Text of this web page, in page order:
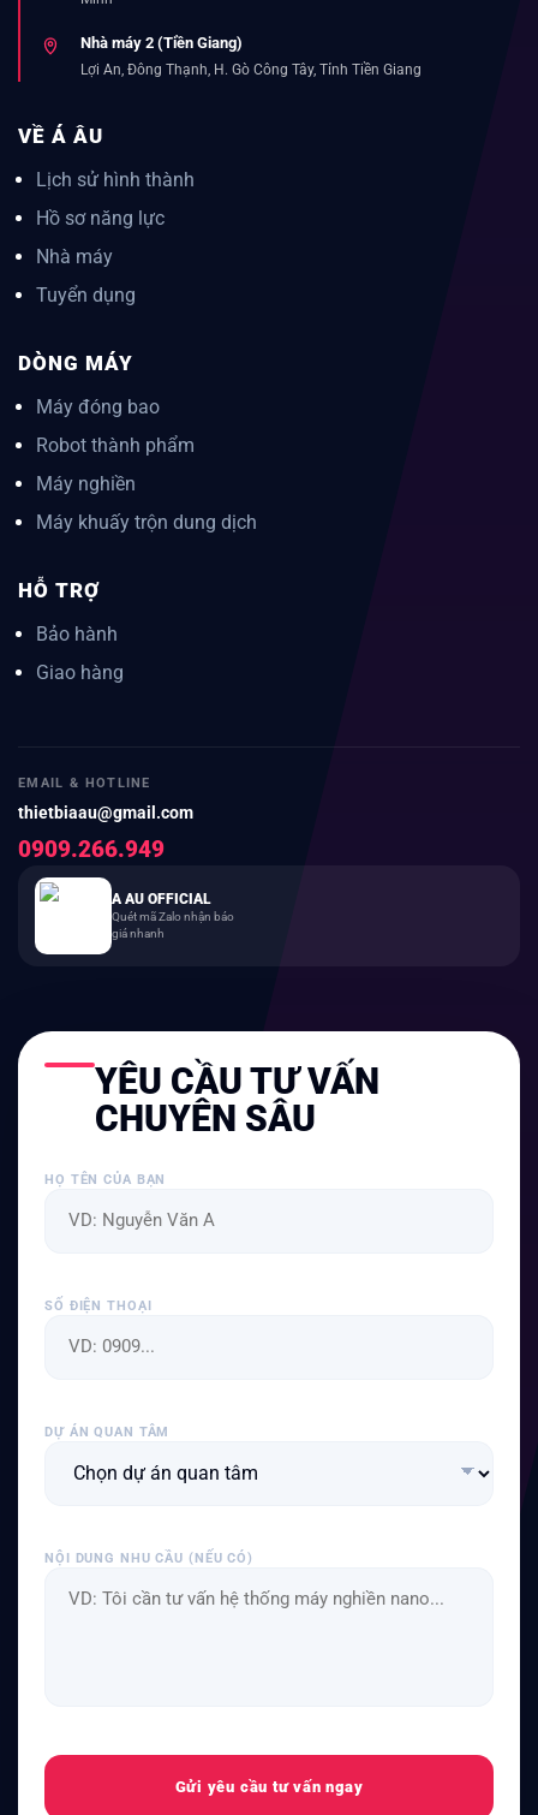
Nhà máy 2 (Tiền Giang)
Lợi An, Đông Thạnh, H. Gò Công Tây, Tỉnh Tiền Giang
VỀ Á ÂU
Lịch sử hình thành
Hồ sơ năng lực
Nhà máy
Tuyển dụng
DÒNG MÁY
Máy đóng bao
Robot thành phẩm
Máy nghiền
Máy khuấy trộn dung dịch
HỖ TRỢ
Bảo hành
Giao hàng
EMAIL & HOTLINE
thietbiaau@gmail.com
0909.266.949
A AU OFFICIAL
Quét mã Zalo nhận báo
giá nhanh
YÊU CẦU TƯ VẤN
CHUYÊN SÂU
HỌ TÊN CỦA BẠN
SỐ ĐIỆN THOẠI
DỰ ÁN QUAN TÂM
NỘI DUNG NHU CẦU (NẾU CÓ)
Gửi yêu cầu tư vấn ngay